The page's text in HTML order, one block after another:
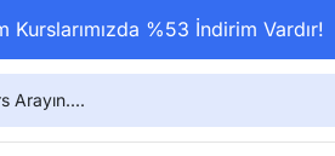
Kurslarımızda %53 İndirim Vardır!